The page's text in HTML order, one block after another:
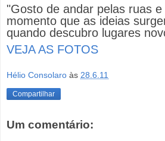
"Gosto de andar pelas ruas
momento que as ideias
quando descubro lugares
VEJA AS FOTOS
Hélio Consolaro às 28.6.11
Compartilhar
Um comentário: